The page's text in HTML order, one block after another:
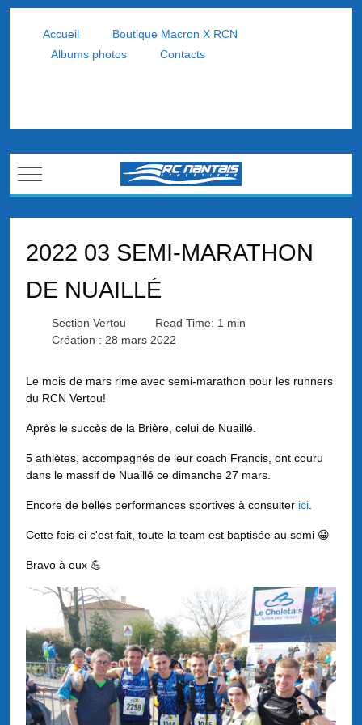
Accueil
Boutique Macron X RCN
Albums photos
Contacts
Mobile Menu Toggle
2022 03 SEMI-MARATHON
DE NUAILLÉ
Section Vertou
Read Time: 1 min
Création : 28 mars 2022
Le mois de mars rime avec semi-marathon pour les runners
du RCN Vertou!
Après le succès de la Brière, celui de Nuaillé.
5 athlètes, accompagnés de leur coach Francis, ont couru
dans le massif de Nuaillé ce dimanche 27 mars.
Encore de belles performances sportives à consulter ici
Cette fois-ci c'est fait, toute la team est baptisée au semi 😀
Bravo à eux 💪